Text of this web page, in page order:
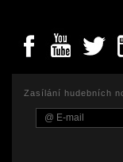
Zasílání hudebních